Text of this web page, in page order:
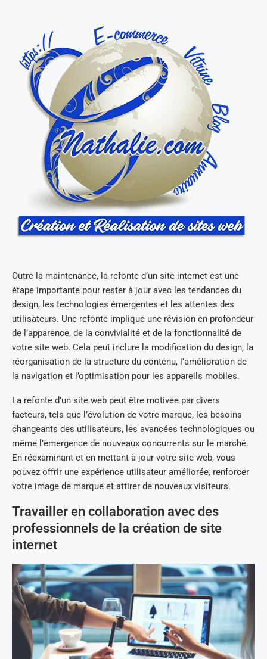
Outre la maintenance, la refonte d’un site internet est une
étape importante pour rester à jour avec les tendances du
design, les technologies émergentes et les attentes des
utilisateurs. Une refonte implique une révision en profondeur
de l’apparence, de la convivialité et de la fonctionnalité de
votre site web. Cela peut inclure la modification du design, la
réorganisation de la structure du contenu, l’amélioration de
la navigation et l’optimisation pour les appareils mobiles.
La refonte d’un site web peut être motivée par divers
facteurs, tels que l’évolution de votre marque, les besoins
changeants des utilisateurs, les avancées technologiques ou
même l’émergence de nouveaux concurrents sur le marché.
En réexaminant et en mettant à jour votre site web, vous
pouvez offrir une expérience utilisateur améliorée, renforcer
votre image de marque et attirer de nouveaux visiteurs.
Travailler en collaboration avec des
professionnels de la création de site
internet